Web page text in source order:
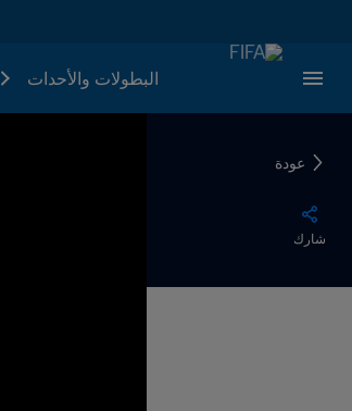
البطولات والأحدات
عودة
شارك